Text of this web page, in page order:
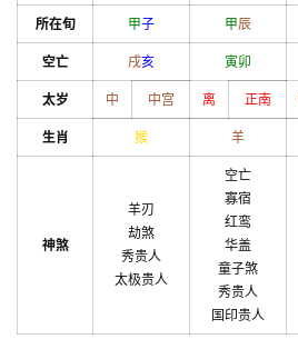
所在旬 甲子 甲辰
空亡 戌亥 寅卯
太岁 中 中宫 离 正南
生肖 猴 羊
神煞
羊刃
劫煞
秀贵人
太极贵人
空亡
寡宿
红鸾
华盖
童子煞
秀贵人
国印贵人